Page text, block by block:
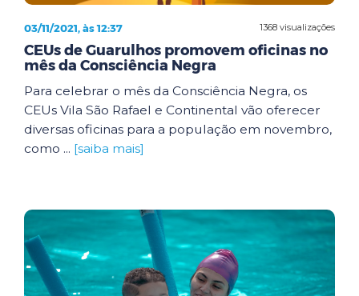
1368 visualizações
03/11/2021, às 12:37
CEUs de Guarulhos promovem oficinas no
mês da Consciência Negra
Para celebrar o mês da Consciência Negra, os
CEUs Vila São Rafael e Continental vão oferecer
diversas oficinas para a população em novembro,
como ... [saiba mais]